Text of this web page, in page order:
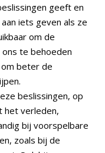
geeft en
iets geven als ze
om de
te behoeden
om beter de
beslissingen, op
het verleden,
bij voorspelbare
zoals bij de